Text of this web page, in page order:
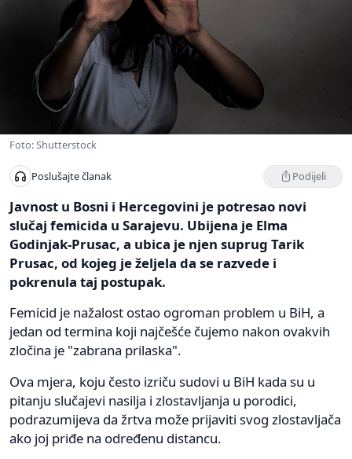
Foto: Shutterstock
Poslušajte članak Podijeli
Javnost u Bosni i Hercegovini je potresao novi
slučaj femicida u Sarajevu. Ubijena je Elma
Godinjak-Prusac, a ubica je njen suprug Tarik
Prusac, od kojeg je željela da se razvede i
pokrenula taj postupak.
Femicid je nažalost ostao ogroman problem u BiH, a
jedan od termina koji najčešće čujemo nakon ovakvih
zločina je "zabrana prilaska".
Ova mjera, koju često izriču sudovi u BiH kada su u
pitanju slučajevi nasilja i zlostavljanja u porodici,
podrazumijeva da žrtva može prijaviti svog zlostavljača
ako joj priđe na određenu distancu.